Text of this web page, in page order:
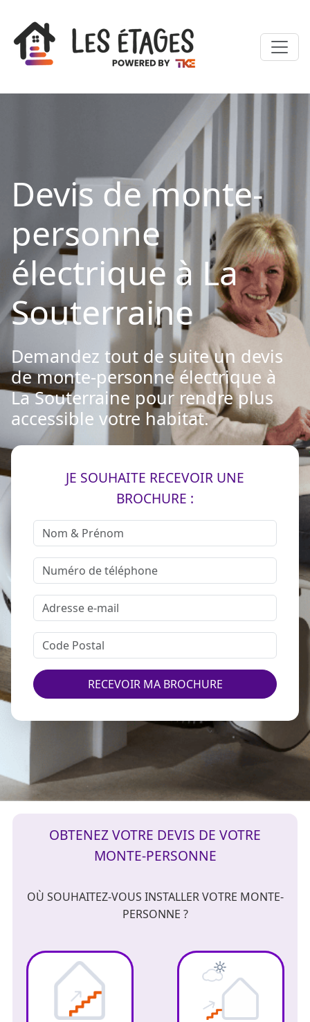
Devis de monte-
personne
électrique à La
Souterraine
Demandez tout de suite un devis
de monte-personne électrique à
La Souterraine pour rendre plus
accessible votre habitat.
JE SOUHAITE RECEVOIR UNE
BROCHURE :
RECEVOIR MA BROCHURE
OBTENEZ VOTRE DEVIS DE VOTRE
MONTE-PERSONNE
OÙ SOUHAITEZ-VOUS INSTALLER VOTRE MONTE-
PERSONNE ?